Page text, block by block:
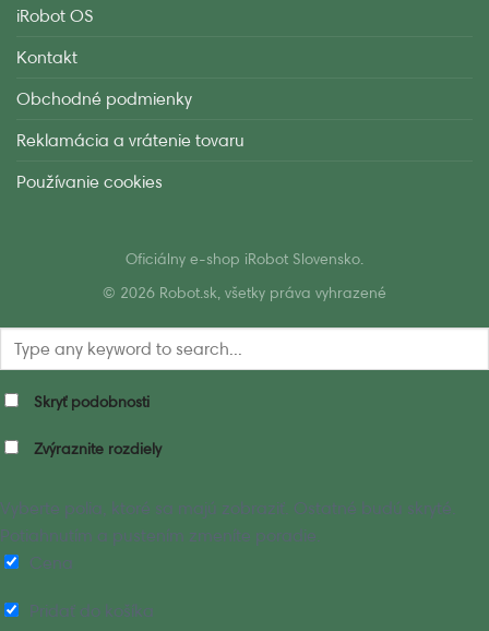
iRobot OS
Kontakt
Obchodné podmienky
Reklamácia a vrátenie tovaru
Používanie cookies
Oficiálny e-shop iRobot Slovensko.
© 2026 Robot.sk, všetky práva vyhrazené
Skryť podobnosti
Zvýraznite rozdiely
Vyberte polia, ktoré sa majú zobraziť. Ostatné budú skryté.
Potiahnutím a pustením zmeníte poradie.
Cena
Pridať do košíka